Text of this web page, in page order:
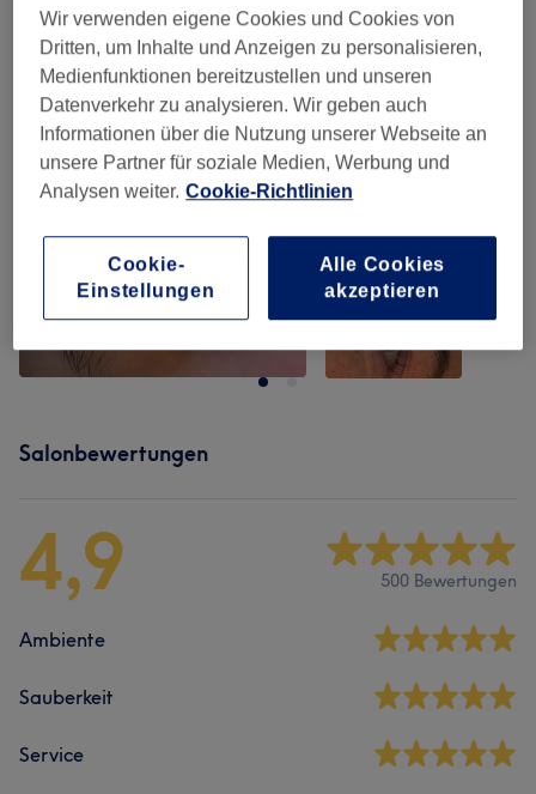
Bild anklicken für weitere Details
Salonbewertungen
4,9 500 Bewertungen
Ambiente
Sauberkeit
Service
Wir verwenden eigene Cookies und Cookies von
Dritten, um Inhalte und Anzeigen zu personalisieren,
Medienfunktionen bereitzustellen und unseren
Datenverkehr zu analysieren. Wir geben auch
Informationen über die Nutzung unserer Webseite an
unsere Partner für soziale Medien, Werbung und
Analysen weiter. Cookie-Richtlinien
Cookie-
Einstellungen
Alle Cookies
akzeptieren